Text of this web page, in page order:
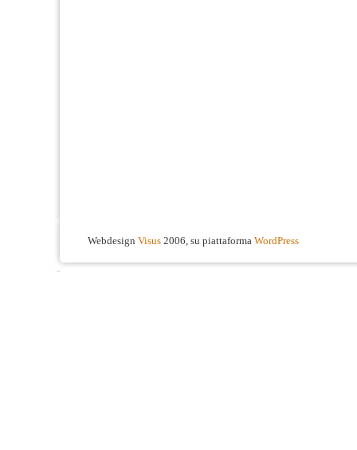
Webdesign Visus 2006, su piattaforma WordPress